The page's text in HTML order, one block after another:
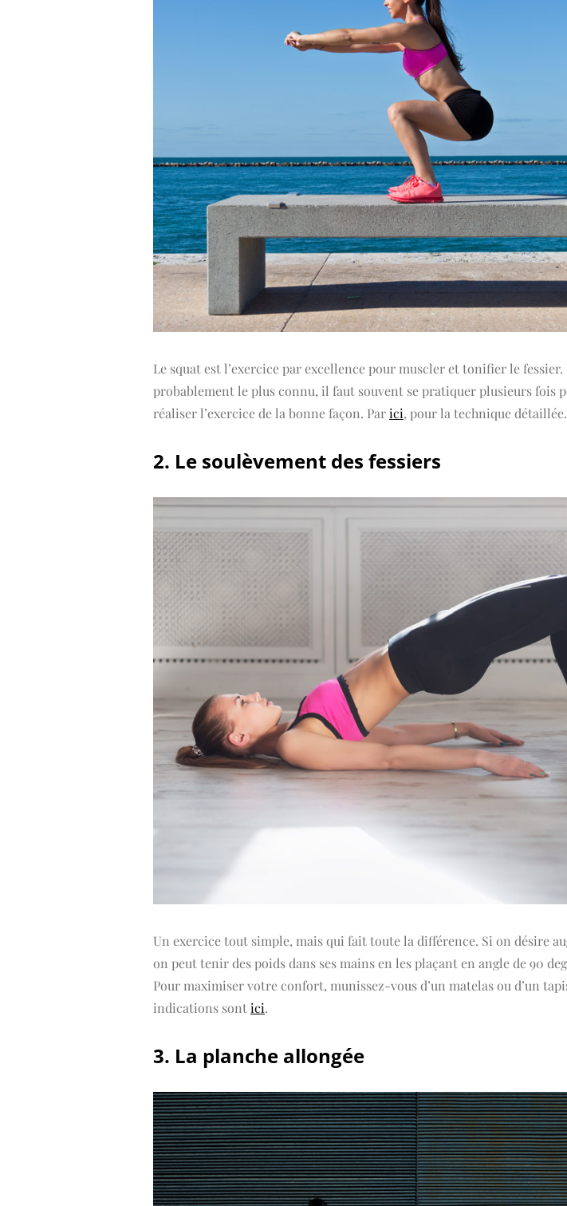
Le squat est l’exercice par excellence pour muscler et tonifier le
probablement le plus connu, il faut souvent se pratiquer plusieurs fois
réaliser l’exercice de la bonne façon. Parici, pour la technique détaillée.
2. Le soulèvement des fessiers
Un exercice tout simple, mais qui fait toute la différence. Si on désire
on peut tenir des poids dans ses mains en les plaçant en angle de 90
Pour maximiser votre confort, munissez-vous d’un matelas ou d’un
indications sontici.
3. La planche allongée